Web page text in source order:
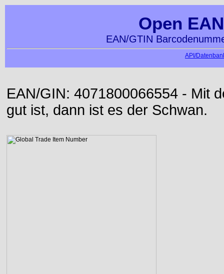
Open
EAN/GTIN
API/
EAN/GIN: 4071800066554 - Mit
gut ist, dann ist es der Schwan.